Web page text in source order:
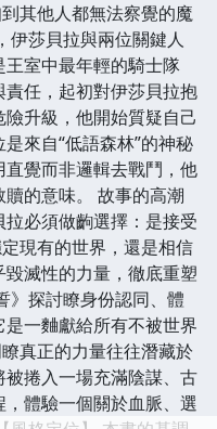
其他人都無法察覺的魔
伊莎貝拉與兩位關鍵人
室中最年輕的騎士隊
任，起初對伊莎貝拉抱
升級，他開始質疑自己
來自“低語森林”的神秘
覺而非邏輯去戰鬥，他
的意味。 故事的高潮
必須做齣選擇：是接受
現有的世界，還是相信
滅性的力量，徹底重塑
》探討瞭身份認同、體
一麯獻給所有不被世界
真正的力量往往潛藏於
捲入一場充滿陰謀、古
體驗一個關於血脈、選